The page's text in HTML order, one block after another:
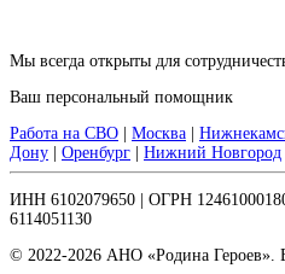
Мы всегда открыты для
Ваш персональный помощник
Работа на СВО
Москва
Дону
Оренбург Нижний Новгород
ИНН 6102079650 | ОГРН
6114051130
© 2022-2026 АНО «Родина Героев».